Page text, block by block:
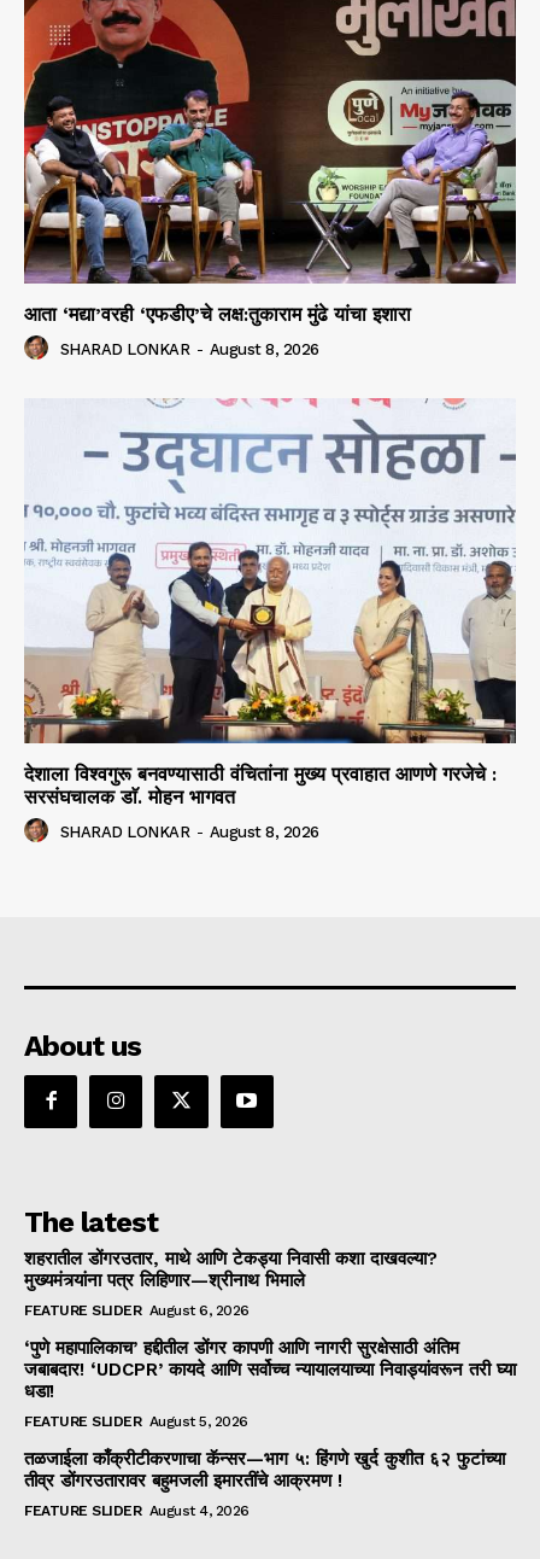
आता ‘मद्या’वरही ‘एफडीए’चे लक्ष:तुकाराम मुंढे यांचा इशारा
SHARAD LONKAR - August 8, 2026
देशाला विश्वगुरू बनवण्यासाठी वंचितांना मुख्य प्रवाहात आणणे गरजेचे :
सरसंघचालक डाॅ. मोहन भागवत
SHARAD LONKAR - August 8, 2026
About us
The latest
शहरातील डोंगरउतार, माथे आणि टेकड्या निवासी कशा दाखवल्या?
मुख्यमंत्र्यांना पत्र लिहिणार—श्रीनाथ भिमाले
FEATURE SLIDER August 6, 2026
‘पुणे महापालिकाच’ हद्दीतील डोंगर कापणी आणि नागरी सुरक्षेसाठी अंतिम
जबाबदार! ‘UDCPR’ कायदे आणि सर्वोच्च न्यायालयाच्या निवाड्यांवरून तरी घ्या
धडा!
FEATURE SLIDER August 5, 2026
तळजाईला काँक्रीटीकरणाचा कॅन्सर—भाग ५: हिंगणे खुर्द कुशीत ६२ फुटांच्या
तीव्र डोंगरउतारावर बहुमजली इमारतींचे आक्रमण !
FEATURE SLIDER August 4, 2026